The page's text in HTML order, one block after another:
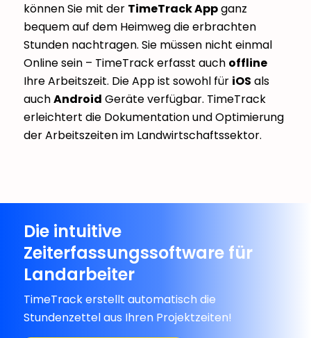
können Sie mit der TimeTrack Appganz
bequem auf dem Heimweg die erbrachten
Stunden nachtragen. Sie müssen nicht einmal
Online sein – TimeTrack erfasst auch offline
Ihre Arbeitszeit. Die App ist sowohl für iOS als
auchAndroid Geräte verfügbar. TimeTrack
erleichtert die Dokumentation und Optimierung
der Arbeitszeiten im Landwirtschaftssektor.
Die intuitive
Zeiterfassungssoftware für
Landarbeiter
TimeTrack erstellt automatisch die
Stundenzettel aus Ihren Projektzeiten!